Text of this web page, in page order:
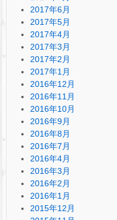
2017年6月
2017年5月
2017年4月
2017年3月
2017年2月
2017年1月
2016年12月
2016年11月
2016年10月
2016年9月
2016年8月
2016年7月
2016年4月
2016年3月
2016年2月
2016年1月
2015年12月